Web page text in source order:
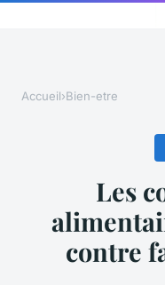
Accueil›Bien-etre
Les
contre